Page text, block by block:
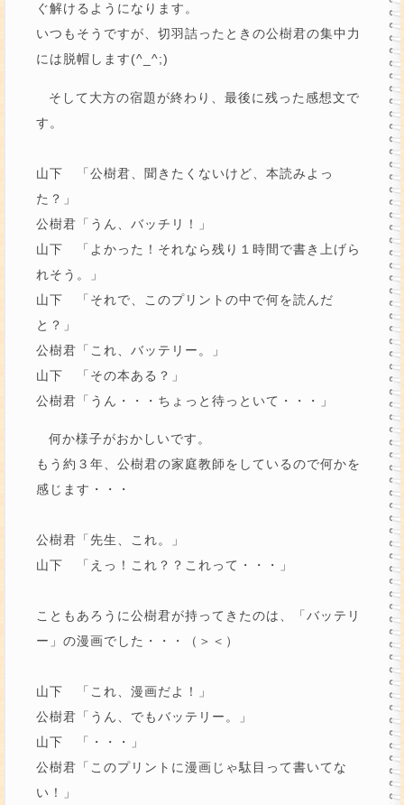
ぐ解けるようになります。
いつもそうですが、切羽詰ったときの公樹君の集中力
には脱帽します(^_^;)
そして大方の宿題が終わり、最後に残った感想文で
す。
山下 「公樹君、聞きたくないけど、本読みよっ
た？」
公樹君「うん、バッチリ！」
山下 「よかった！それなら残り１時間で書き上げら
れそう。」
山下 「それで、このプリントの中で何を読んだ
と？」
公樹君「これ、バッテリー。」
山下 「その本ある？」
公樹君「うん・・・ちょっと待っといて・・・」
何か様子がおかしいです。
もう約３年、公樹君の家庭教師をしているので何かを
感じます・・・
公樹君「先生、これ。」
山下 「えっ！これ？？これって・・・」
こともあろうに公樹君が持ってきたのは、「バッテリ
ー」の漫画でした・・・（＞＜）
山下 「これ、漫画だよ！」
公樹君「うん、でもバッテリー。」
山下 「・・・」
公樹君「このプリントに漫画じゃ駄目って書いてな
い！」